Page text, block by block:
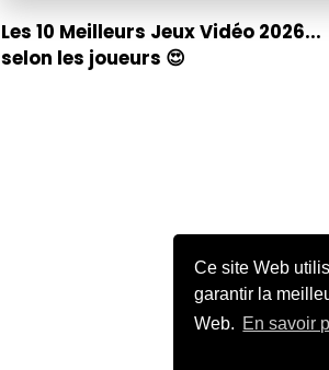
Ce site Web
garantir la
Web. En savoir
Les 10 Meilleurs Jeux Vidéo 2026...
selon les joueurs 😍